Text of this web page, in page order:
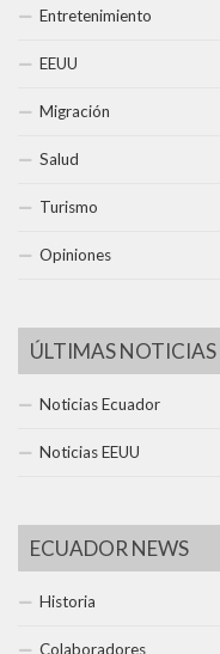
Entretenimiento
EEUU
Migración
Salud
Turismo
Opiniones
ÚLTIMAS NOTICIAS
Noticias Ecuador
Noticias EEUU
ECUADOR NEWS
Historia
Colaboradores